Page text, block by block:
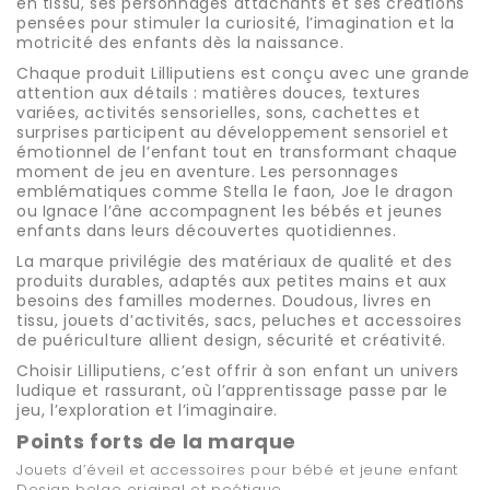
pensées pour stimuler la curiosité, l’imagination et la
motricité des enfants dès la naissance.
Chaque produit Lilliputiens est conçu avec une grande
attention aux détails : matières douces, textures
variées, activités sensorielles, sons, cachettes et
surprises participent au développement sensoriel et
émotionnel de l’enfant tout en transformant chaque
moment de jeu en aventure. Les personnages
emblématiques comme Stella le faon, Joe le dragon
ou Ignace l’âne accompagnent les bébés et jeunes
enfants dans leurs découvertes quotidiennes.
La marque privilégie des matériaux de qualité et des
produits durables, adaptés aux petites mains et aux
besoins des familles modernes. Doudous, livres en
tissu, jouets d’activités, sacs, peluches et accessoires
de puériculture allient design, sécurité et créativité.
Choisir Lilliputiens, c’est offrir à son enfant un univers
ludique et rassurant, où l’apprentissage passe par le
jeu, l’exploration et l’imaginaire.
Points forts de la marque
Jouets d’éveil et accessoires pour bébé et jeune enfant